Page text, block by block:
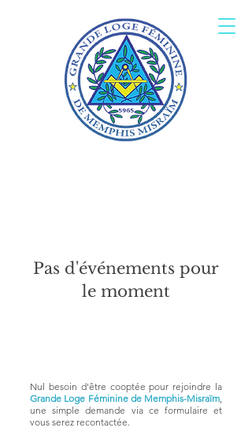
Pas d'événements pour
le moment
Nul besoin d'être cooptée pour rejoindre la
Grande Loge Féminine de Memphis-Misraïm,
une simple demande via ce formulaire et
vous serez recontactée.